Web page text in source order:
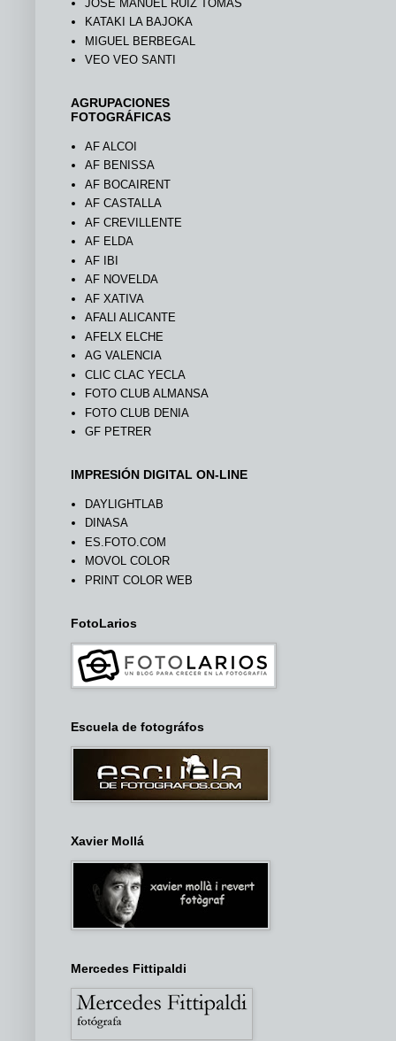
JOSÉ MANUEL RUIZ TOMÁS
KATAKI LA BAJOKA
MIGUEL BERBEGAL
VEO VEO SANTI
AGRUPACIONES
FOTOGRÁFICAS
AF ALCOI
AF BENISSA
AF BOCAIRENT
AF CASTALLA
AF CREVILLENTE
AF ELDA
AF IBI
AF NOVELDA
AF XATIVA
AFALI ALICANTE
AFELX ELCHE
AG VALENCIA
CLIC CLAC YECLA
FOTO CLUB ALMANSA
FOTO CLUB DENIA
GF PETRER
IMPRESIÓN DIGITAL ON-LINE
DAYLIGHTLAB
DINASA
ES.FOTO.COM
MOVOL COLOR
PRINT COLOR WEB
FotoLarios
Escuela de fotográfos
Xavier Mollá
Mercedes Fittipaldi